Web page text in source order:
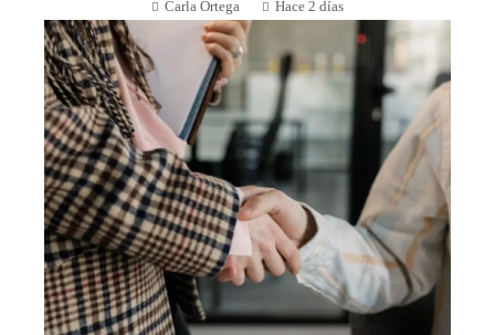
Carla Ortega Hace 2 días